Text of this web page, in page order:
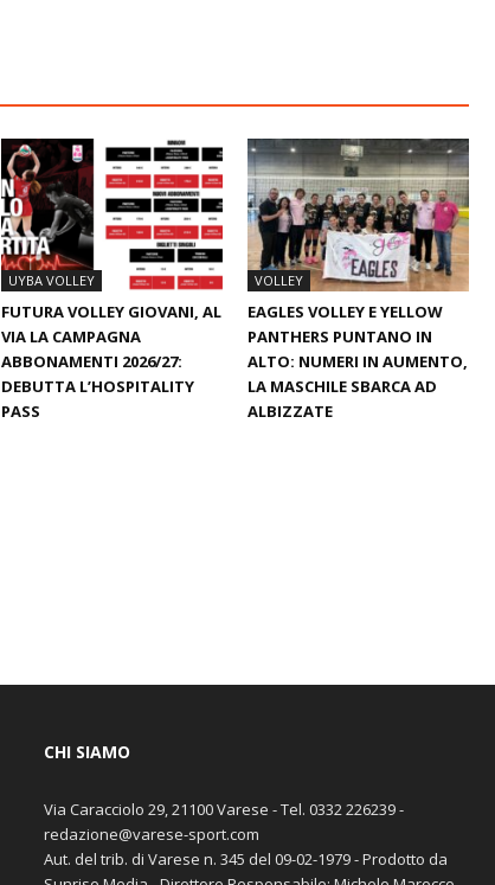
UYBA VOLLEY
FUTURA VOLLEY GIOVANI, AL
VIA LA CAMPAGNA
ABBONAMENTI 2026/27:
DEBUTTA L’HOSPITALITY
PASS
VOLLEY
EAGLES VOLLEY E YELLOW
PANTHERS PUNTANO IN
ALTO: NUMERI IN AUMENTO,
LA MASCHILE SBARCA AD
ALBIZZATE
CHI SIAMO
Via Caracciolo 29, 21100 Varese - Tel. 0332 226239 -
redazione@varese-sport.com
Aut. del trib. di Varese n. 345 del 09-02-1979 - Prodotto da